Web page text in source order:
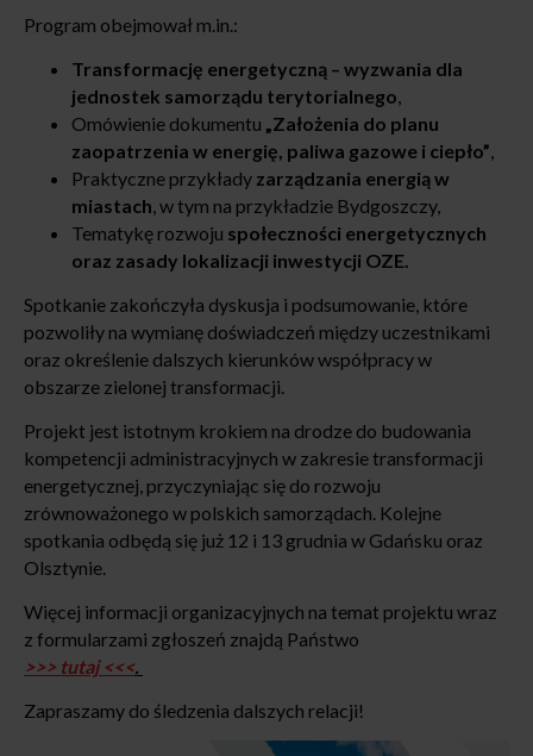
Program obejmował m.in.:
Transformację energetyczną – wyzwania dla
jednostek samorządu terytorialnego,
Omówienie dokumentu „Założenia do planu
zaopatrzenia w energię, paliwa gazowe i ciepło”,
Praktyczne przykłady zarządzania energią w
miastach, w tym na przykładzie Bydgoszczy,
Tematykę rozwoju społeczności energetycznych
oraz zasady lokalizacji inwestycji OZE.
Spotkanie zakończyła dyskusja i podsumowanie, które
pozwoliły na wymianę doświadczeń między uczestnikami
oraz określenie dalszych kierunków współpracy w
obszarze zielonej transformacji.
Projekt jest istotnym krokiem na drodze do budowania
kompetencji administracyjnych w zakresie transformacji
energetycznej, przyczyniając się do rozwoju
zrównoważonego w polskich samorządach. Kolejne
spotkania odbędą się już 12 i 13 grudnia w Gdańsku oraz
Olsztynie.
Więcej informacji organizacyjnych na temat projektu wraz
z formularzami zgłoszeń znajdą Państwo
>>> tutaj <<<.
Zapraszamy do śledzenia dalszych relacji!